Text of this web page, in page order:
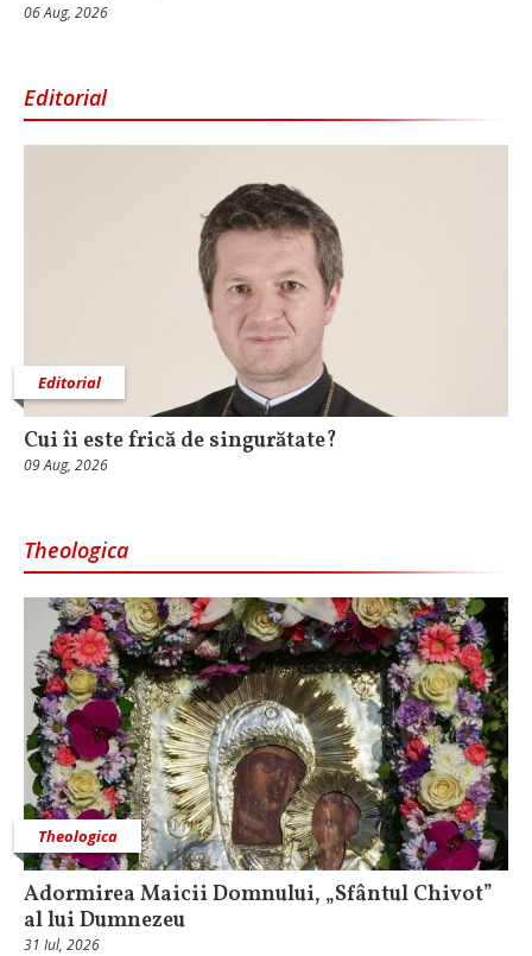
06 Aug, 2026
Editorial
Editorial
Cui îi este frică de singurătate?
09 Aug, 2026
Theologica
Theologica
Adormirea Maicii Domnului, „Sfântul Chivot”
al lui Dumnezeu
31 Iul, 2026